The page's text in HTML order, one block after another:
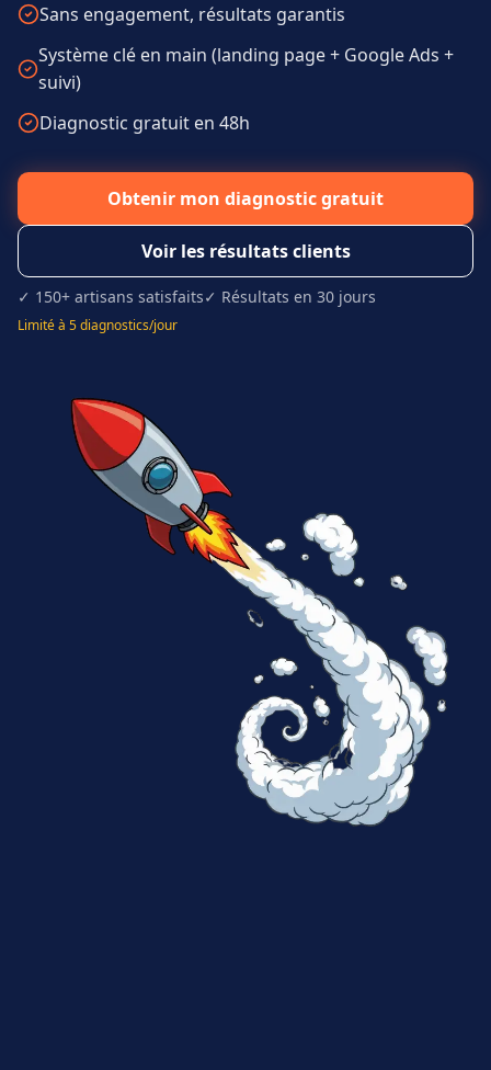
Sans engagement, résultats garantis
Système clé en main (landing page + Google Ads +
suivi)
Diagnostic gratuit en 48h
Obtenir mon diagnostic gratuit
Voir les résultats clients
✓ 150+ artisans satisfaits✓ Résultats en 30 jours
Limité à 5 diagnostics/jour